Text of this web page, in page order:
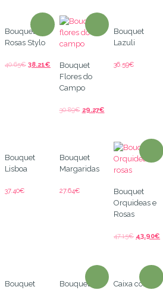
Bouquet de
Rosas Stylo
40.65€ 38.21€
Bouquet
Flores do
Campo
30.89€ 29.27€
Bouquet
Lazuli
36.59€
Bouquet
Lisboa
37.40€
Bouquet
Margaridas
27.64€
Bouquet
Orquideas e
Rosas
47.15€ 43.90€
Bouquet
Bouquet
Caixa com